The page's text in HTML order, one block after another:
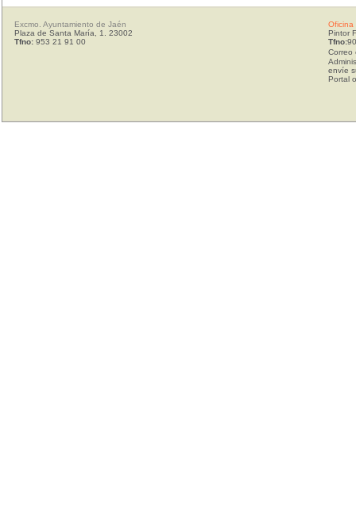
Excmo. Ayuntamiento de Jaén
Plaza de Santa María, 1. 23002
Tfno: 953 21 91 00
Oficina
Pintor
Tfno:
Correo
envíe
Portal